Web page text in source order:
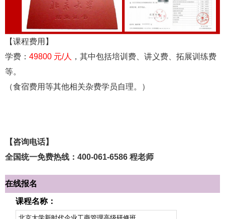
【课程费用】
学费： 49800 元/人
，其中包括培训费、讲义费、拓展训练费
等。
（食宿费用等其他相关杂费学员自理。）
【咨询电话】
全国统一免费热线：400-061-6586 程老师
在线报名
课程名称：